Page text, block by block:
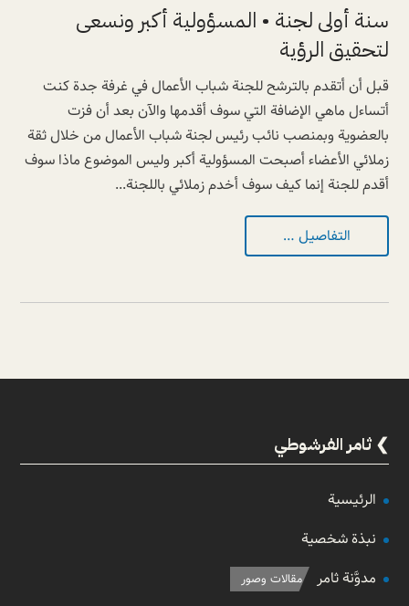
سنة أولى لجنة • المسؤولية أكبر ونسعى
لتحقيق الرؤية
قبل أن أتقدم بالترشح للجنة شباب الأعمال في غرفة جدة كنت
أتساءل ماهي الإضافة التي سوف أقدمها والآن بعد أن فزت
بالعضوية وبمنصب نائب رئيس لجنة شباب الأعمال من خلال ثقة
زملائي الأعضاء أصبحت المسؤولية أكبر وليس الموضوع ماذا سوف
أقدم للجنة إنما كيف سوف أخدم زملائي باللجنة...
التفاصيل …
ثامر الفرشوطي
الرئيسية
نبذة شخصية
مدوَّنة ثامر
مقالات وصور